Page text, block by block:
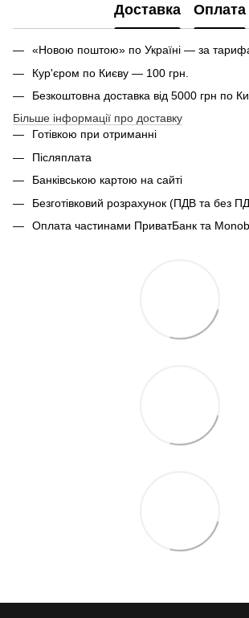
Доставка Оплата
«Новою поштою» по Україні — за
Кур'єром по Києву — 100 грн.
Безкоштовна доставка від 5000 грн по
Більше інформації про доставку
Готівкою при отриманні
Післяплата
Банківською картою на сайті
Безготівковий розрахунок (ПДВ та без
Оплата частинами ПриватБанк та